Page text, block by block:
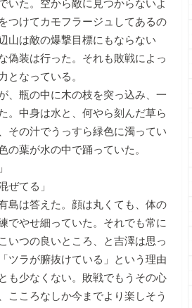
いた。空から敵に見つからないよ
つけてカモフラージュしてあるの
山は敵の爆撃目標にもならない
偽装は行った。それも敗戦によっ
となっている。
、瓶の中に木の枝を突っ込み、一
。中身は水と、何やら刻んだ草ら
その汁でうっすら緑色に濁ってい
の葉が水の中で踊っていた。
ぜてる」
島は答えた。顔は丸くても、体の
でやせ細っていた。それでも常に
いつの良いところ、と吉澤は思っ
ツラが腑抜けている」という理由
も少なくない。敗戦でもうその心
こころなしか今までより楽しそう